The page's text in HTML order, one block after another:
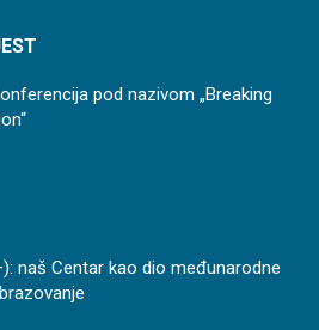
pod nazivom „Breaking
naš Centar kao dio međunarodne